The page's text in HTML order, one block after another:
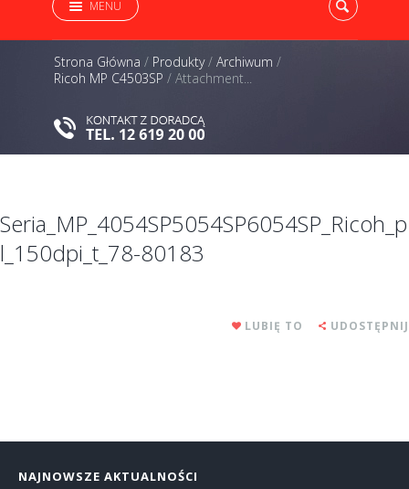
MENU
Strona Główna / Produkty/ Archiwum /
Ricoh MP C4503SP / Attachment...
Seria_MP_4054SP5054SP6054SP_Ricoh_p
l_150dpi_t_78-80183
LUBIĘ TO UDOSTĘPNIJ
NAJNOWSZE AKTUALNOŚCI